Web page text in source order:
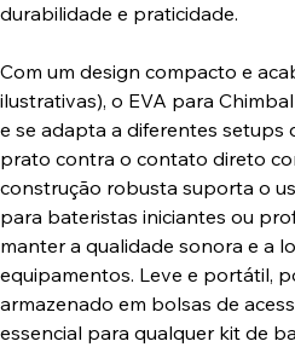
durabilidade e praticidade.
Com um design compacto e
ilustrativas), o EVA para
e se adapta a diferentes
prato contra o contato direto
construção robusta suporta o
para bateristas iniciantes ou
manter a qualidade sonora e a
equipamentos. Leve e portátil,
armazenado em bolsas de
essencial para qualquer kit de